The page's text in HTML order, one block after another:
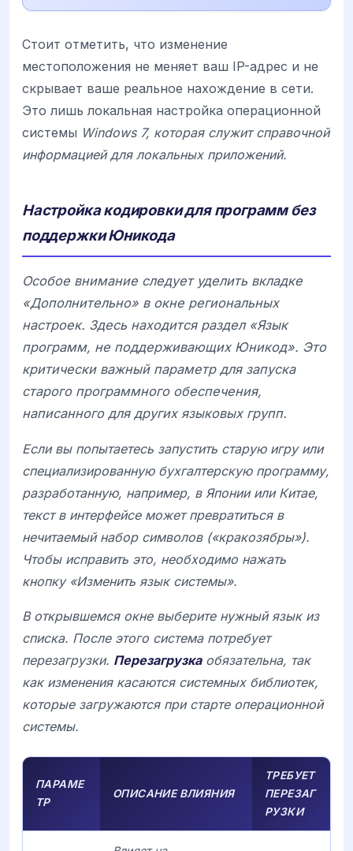
Стоит отметить, что изменение
местоположения не меняет ваш IP-адрес и не
скрывает ваше реальное нахождение в сети.
Это лишь локальная настройка операционной
системы Windows 7, которая служит справочной
информацией для локальных приложений.
Настройка кодировки для программ без
поддержки Юникода
Особое внимание следует уделить вкладке
«Дополнительно» в окне региональных
настроек. Здесь находится раздел «Язык
программ, не поддерживающих Юникод». Это
критически важный параметр для запуска
старого программного обеспечения,
написанного для других языковых групп.
Если вы попытаетесь запустить старую игру или
специализированную бухгалтерскую программу,
разработанную, например, в Японии или Китае,
текст в интерфейсе может превратиться в
нечитаемый набор символов («кракозябры»).
Чтобы исправить это, необходимо нажать
кнопку «Изменить язык системы».
В открывшемся окне выберите нужный язык из
списка. После этого система потребует
перезагрузки. Перезагрузкаобязательна, так
как изменения касаются системных библиотек,
которые загружаются при старте операционной
системы.
ПАРАМЕ
ТР
ОПИСАНИЕ ВЛИЯНИЯ
ТРЕБУЕТ
ПЕРЕЗАГ
РУЗКИ